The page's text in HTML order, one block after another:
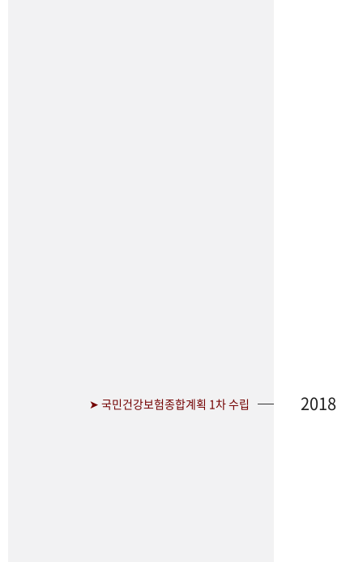
➤ 국민건강보험종합계획 1차 수립 2018